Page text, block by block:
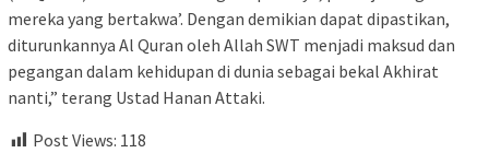
mereka yang bertakwa’. Dengan demikian dapat dipastikan,
diturunkannya Al Quran oleh Allah SWT menjadi maksud dan
pegangan dalam kehidupan di dunia sebagai bekal Akhirat
nanti,” terang Ustad Hanan Attaki.
Post Views: 118